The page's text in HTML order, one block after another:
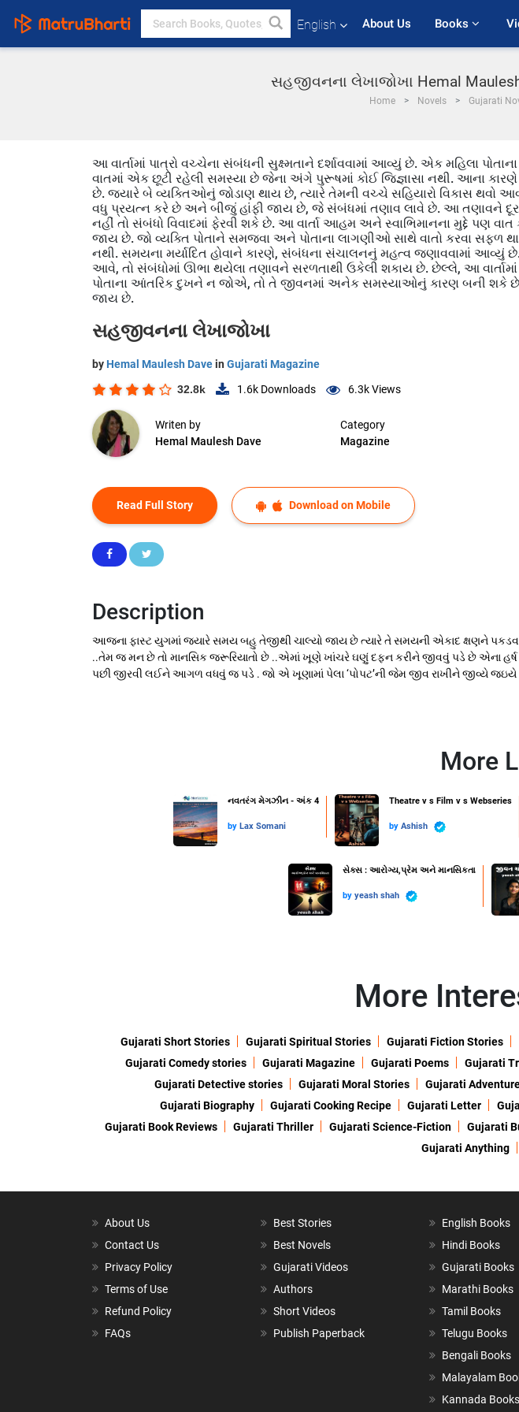
English About Us Books
સહજીવનના લેખાજોખા Hemal Maulesh
Home Novels Gujarati
આ વાર્તામાં પાત્રો વચ્ચેના સંબંધની સુક્ષ્મતાને દર્શાવવામાં આવ્યું છે. એક મહિલા
વાતમાં એક છૂટી રહેલી સમસ્યા છે જેના અંગે પુરૂષમાં કોઈ જિજ્ઞાસા નથી. આના કારણે
છે. જ્યારે બે વ્યક્તિઓનું જોડાણ થાય છે, ત્યારે તેમની વચ્ચે સહિયારો વિકાસ થવો
વધુ પ્રયત્ન કરે છે અને બીજું હાંફી જાય છે, જે સંબંધમાં તણાવ લાવે છે. આ તણાવને
નહીં તો સંબંધો વિવાદમાં ફેરવી શકે છે. આ વાર્તા આહમ અને સ્વાભિમાનના મુદ્દે પણ
જાય છે. જો વ્યક્તિ પોતાને સમજવા અને પોતાના લાગણીઓ સાથે વાતો કરવા સફળ
નથી. સમયના મર્યાદિત હોવાને કારણે, સંબંધના સંચાલનનું મહત્વ જણાવવામાં આવ્યું
આવે, તો સંબંધોમાં ઊભા થયેલા તણાવને સરળતાથી ઉકેલી શકાય છે. છેલ્લે, આ વાર્તામાં
પોતાના આંતરિક દુખને ન જોએ, તો તે જીવનમાં અનેક સમસ્યાઓનું કારણ બની શકે
જાય છે.
સહજીવનના લેખાજોખા
by Hemal Maulesh Davein Gujarati Magazine
32.8k 1.6k Downloads 6.3kViews
Writen by
Hemal Maulesh Dave
Category
Magazine
Read Full Story Download on Mobile
Description
આજના ફાસ્ટ યુગમાં જ્યારે સમય બહુ તેજીથી ચાલ્યો જાય છે ત્યારે તે સમયની એકાદ ક્ષણને
..તેમ જ મન છે તો માનસિક જરૂરિયાતો છે ..એમાં ખૂણે ખાંચરે ઘણું દફન કરીને જીવવું પડે છે એના
પછી જીરવી લઈને આગળ વધવું જ પડે . જો એ ખૂણામાં પેલા ‘પોપટ’ની જેમ જીવ રાખીને જીવ્યે જઇયે
More
નવતરંગ મેગઝીન - અંક 4
by Lax Somani
Theatre v s Film v s Webseries
by Ashish
સેક્સ : આરોગ્ય,પ્રેમ અને માનસિકતા
by yeash shah
More
Gujarati Short Stories Gujarati Spiritual Stories Gujarati Fiction Stories
Gujarati Comedy stories
Gujarati Magazine Gujarati Poems Gujarati
Gujarati Detective stories
Gujarati Moral Stories Gujarati
Gujarati Biography
Gujarati Cooking Recipe Gujarati Letter
Gujarati Book Reviews
Gujarati Thriller Gujarati Science-Fiction Gujarati
Gujarati Anything
About Us
Contact Us
Privacy Policy
Terms of Use
Refund Policy
FAQs
Best Stories
Best Novels
Gujarati Videos
Authors
Short Videos
Publish Paperback
English Books
Hindi Books
Gujarati Books
Marathi Books
Tamil Books
Telugu Books
Bengali Books
Malayalam
Kannada Books